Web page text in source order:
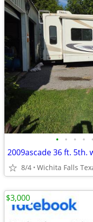
• • • • •
2009ascade 36 ft. 5th.
8/4 Wichita Falls
$3,000